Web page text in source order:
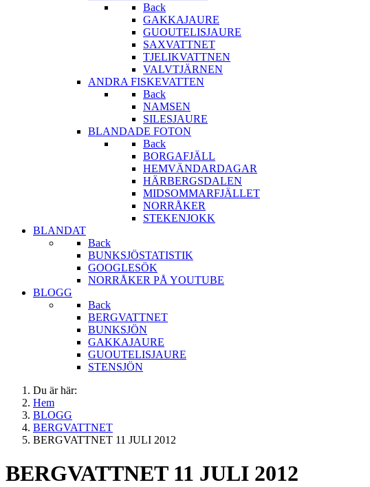
Back
GAKKAJAURE
GUOUTELISJAURE
SAXVATTNET
TJELIKVATTNEN
VALVTJÄRNEN
ANDRA FISKEVATTEN
Back
NAMSEN
SILESJAURE
BLANDADE FOTON
Back
BORGAFJÄLL
HEMVÄNDARDAGAR
HÄRBERGSDALEN
MIDSOMMARFJÄLLET
NORRÅKER
STEKENJOKK
BLANDAT
Back
BUNKSJÖSTATISTIK
GOOGLESÖK
NORRÅKER PÅ YOUTUBE
BLOGG
Back
BERGVATTNET
BUNKSJÖN
GAKKAJAURE
GUOUTELISJAURE
STENSJÖN
Du är här:
Hem
BLOGG
BERGVATTNET
BERGVATTNET 11 JULI 2012
BERGVATTNET 11 JULI 2012